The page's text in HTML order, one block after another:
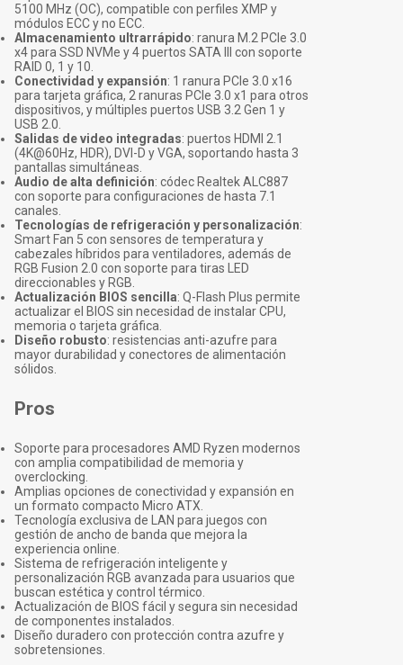
5100 MHz (OC), compatible con perfiles XMP y
módulos ECC y no ECC.
Almacenamiento ultrarrápido: ranura M.2 PCIe 3.0
x4 para SSD NVMe y 4 puertos SATA III con soporte
RAID 0, 1 y 10.
Conectividad y expansión: 1 ranura PCIe 3.0 x16
para tarjeta gráfica, 2 ranuras PCIe 3.0 x1 para otros
dispositivos, y múltiples puertos USB 3.2 Gen 1 y
USB 2.0.
Salidas de video integradas: puertos HDMI 2.1
(4K@60Hz, HDR), DVI-D y VGA, soportando hasta 3
pantallas simultáneas.
Audio de alta definición: códec Realtek ALC887
con soporte para configuraciones de hasta 7.1
canales.
Tecnologías de refrigeración y personalización:
Smart Fan 5 con sensores de temperatura y
cabezales híbridos para ventiladores, además de
RGB Fusion 2.0 con soporte para tiras LED
direccionables y RGB.
Actualización BIOS sencilla: Q-Flash Plus permite
actualizar el BIOS sin necesidad de instalar CPU,
memoria o tarjeta gráfica.
Diseño robusto: resistencias anti-azufre para
mayor durabilidad y conectores de alimentación
sólidos.
Pros
Soporte para procesadores AMD Ryzen modernos
con amplia compatibilidad de memoria y
overclocking.
Amplias opciones de conectividad y expansión en
un formato compacto Micro ATX.
Tecnología exclusiva de LAN para juegos con
gestión de ancho de banda que mejora la
experiencia online.
Sistema de refrigeración inteligente y
personalización RGB avanzada para usuarios que
buscan estética y control térmico.
Actualización de BIOS fácil y segura sin necesidad
de componentes instalados.
Diseño duradero con protección contra azufre y
sobretensiones.